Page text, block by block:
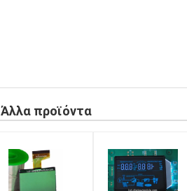
Άλλα προϊόντα